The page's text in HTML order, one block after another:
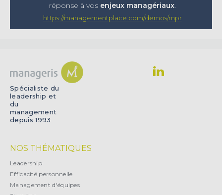
réponse à vos enjeux managériaux.
https://managementplace.com/demos/mpr
Spécialiste du
leadership et
du
management
depuis 1993
NOS THÉMATIQUES
Leadership
Efficacité personnelle
Management d'équipes